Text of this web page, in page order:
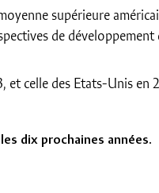
supérieure
de
celle des Etats-Unis en
dix prochaines années.